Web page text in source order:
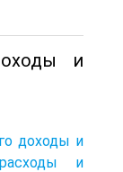
и
доходы и
и